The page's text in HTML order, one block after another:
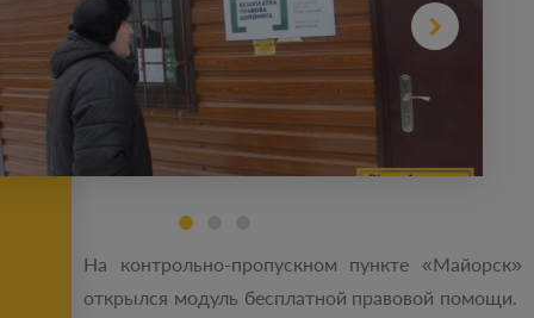
На контрольно-пропускном пункте «Майорск»
открылся модуль бесплатной правовой помощи.